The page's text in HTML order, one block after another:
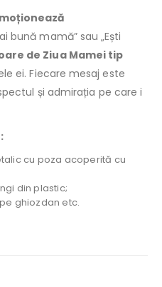
bună mamă” sau „Ești
de Ziua Mamei tip
ei. Fiecare mesaj este
și admirația pe care i
cu poza acoperită cu
din plastic;
ghiozdan etc.